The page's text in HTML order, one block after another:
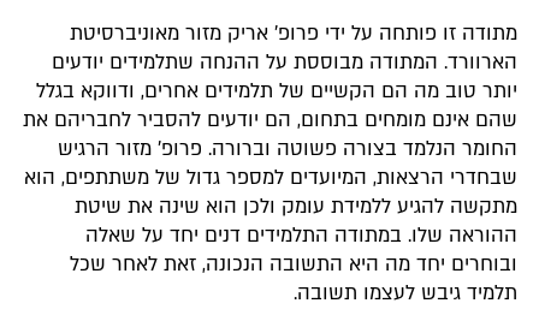
מתודה זו פותחה על ידי פרופ' אריק מזור מאוניברסיטת
הארוורד. המתודה מבוססת על ההנחה שתלמידים יודעים
יותר טוב מה הם הקשיים של תלמידים אחרים, ודווקא בגלל
שהם אינם מומחים בתחום, הם יודעים להסביר לחבריהם את
החומר הנלמד בצורה פשוטה וברורה. פרופ' מזור הרגיש
שבחדרי הרצאות, המיועדים למספר גדול של משתתפים, הוא
מתקשה להגיע ללמידת עומק ולכן הוא שינה את שיטת
ההוראה שלו. במתודה התלמידים דנים יחד על שאלה
ובוחרים יחד מה היא התשובה הנכונה, זאת לאחר שכל
תלמיד גיבש לעצמו תשובה.